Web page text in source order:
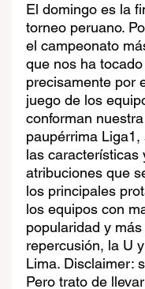
El domingo es la
torneo peruano.
el campeonato
que nos ha
precisamente por
juego de los
conforman nuestra
paupérrima Liga1,
las características
atribuciones que
los principales
los equipos con
popularidad y más
repercusión, la U
Lima. Disclaimer:
Pero trato de